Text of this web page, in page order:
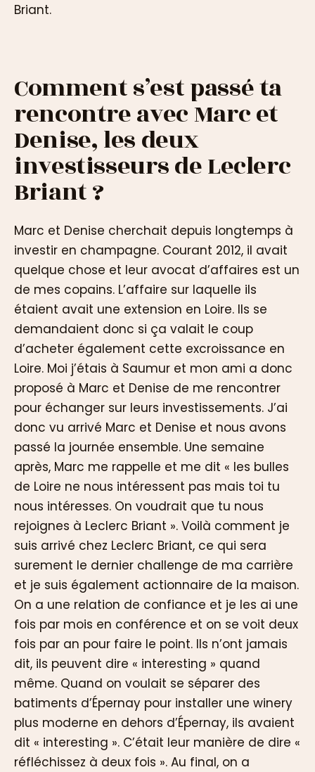
Briant.
Comment s’est passé ta
rencontre avec Marc et
Denise, les deux
investisseurs de Leclerc
Briant ?
Marc et Denise cherchait depuis longtemps à
investir en champagne. Courant 2012, il avait
quelque chose et leur avocat d’affaires est un
de mes copains. L’affaire sur laquelle ils
étaient avait une extension en Loire. Ils se
demandaient donc si ça valait le coup
d’acheter également cette excroissance en
Loire. Moi j’étais à Saumur et mon ami a donc
proposé à Marc et Denise de me rencontrer
pour échanger sur leurs investissements. J’ai
donc vu arrivé Marc et Denise et nous avons
passé la journée ensemble. Une semaine
après, Marc me rappelle et me dit « les bulles
de Loire ne nous intéressent pas mais toi tu
nous intéresses. On voudrait que tu nous
rejoignes à Leclerc Briant ». Voilà comment je
suis arrivé chez Leclerc Briant, ce qui sera
surement le dernier challenge de ma carrière
et je suis également actionnaire de la maison.
On a une relation de confiance et je les ai une
fois par mois en conférence et on se voit deux
fois par an pour faire le point. Ils n’ont jamais
dit, ils peuvent dire « interesting » quand
même. Quand on voulait se séparer des
batiments d’Épernay pour installer une winery
plus moderne en dehors d’Épernay, ils avaient
dit « interesting ». C’était leur manière de dire «
réfléchissez à deux fois ». Au final, on a